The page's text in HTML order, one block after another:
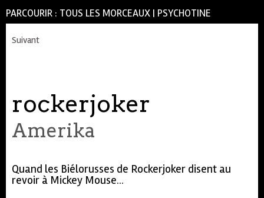
PARCOURIR : TOUS LES MORCEAUX | PSYCHOTINE
Suivant
rockerjoker
Amerika
Quand les Biélorusses de Rockerjoker disent au
revoir à Mickey Mouse...